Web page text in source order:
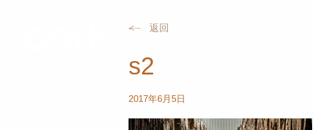
返回
s2
2017年6月5日